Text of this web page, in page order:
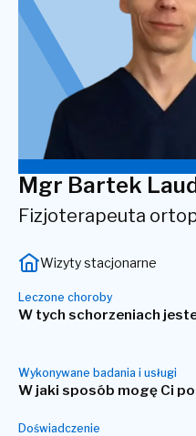
Mgr Bartek
Fizjoterapeuta
Wizyty stacjonarne
Leczone choroby
W tych schorzeniach
Wykonywane badania i usługi
W jaki sposób mogę Ci
Doświadczenie